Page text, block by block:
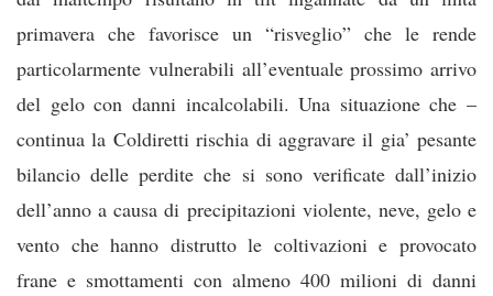
primavera che favorisce un “risveglio” che le rende
particolarmente vulnerabili all’eventuale prossimo arrivo
del gelo con danni incalcolabili. Una situazione che –
continua la Coldiretti rischia di aggravare il gia’ pesante
bilancio delle perdite che si sono verificate dall’inizio
dell’anno a causa di precipitazioni violente, neve, gelo e
vento che hanno distrutto le coltivazioni e provocato
frane e smottamenti con almeno 400 milioni di danni